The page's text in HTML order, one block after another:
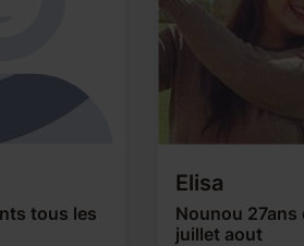
tous les
Elisa
Nounou
juillet aout